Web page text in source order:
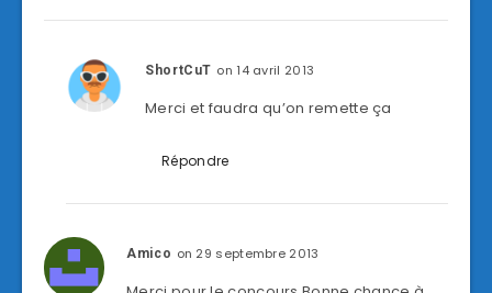
ShortCuT on 14 avril 2013
Merci et faudra qu’on remette ça
Répondre
Amico on 29 septembre 2013